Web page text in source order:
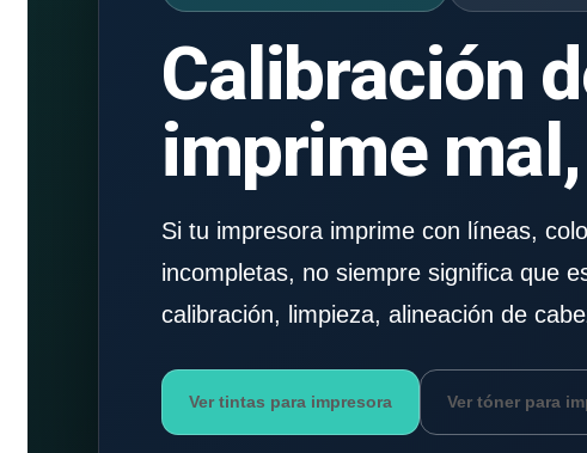
Calibración
imprime
Si tu impresora imprime con líneas,
incompletas, no siempre significa que
calibración, limpieza, alineación de
Ver tintas para impresora Ver tóner para